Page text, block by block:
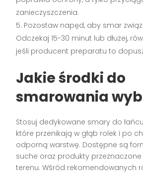
zanieczyszczenia.
Pozostaw napęd, aby smar
Odczekaj 15-30 minut lub dłużej,
jeśli producent preparatu to
Jakie środki do
smarowania
Stosuj dedykowane smary do
które przenikają w głąb rolek i po
odporną warstwę. Dostępne są
suche oraz produkty
terenu. Wśród rekomendowanych